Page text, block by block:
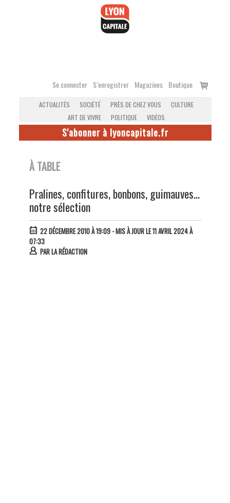
Se connecter S’enregistrer Magazines Boutique
Voir
ACTUALITÉS SOCIÉTÉ PRÈS DE CHEZ VOUS
CULTURE
ART DE VIVRE
POLITIQUE VIDÉOS
S'abonner à lyoncapitale.fr
À TABLE
Pralines, confitures, bonbons, guimauves…
notre sélection
22 DÉCEMBRE 2010 À 19:09- MIS À JOUR LE 11 AVRIL 2024 À
07:33
PARLA RÉDACTION